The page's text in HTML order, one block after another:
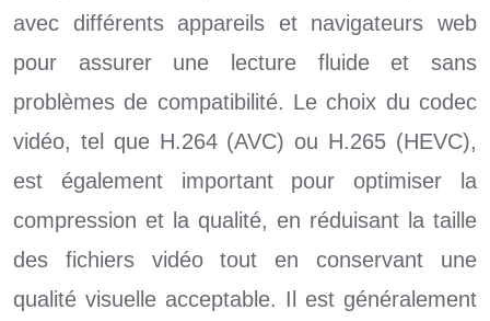
avec différents appareils et navigateurs web
pour assurer une lecture fluide et sans
problèmes de compatibilité. Le choix du codec
vidéo, tel que H.264 (AVC) ou H.265 (HEVC),
est également important pour optimiser la
compression et la qualité, en réduisant la taille
des fichiers vidéo tout en conservant une
qualité visuelle acceptable. Il est généralement